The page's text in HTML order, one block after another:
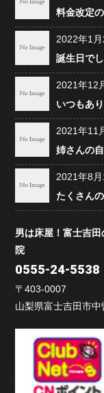
料金改定
2022年1月
誕生日で
2021年12
いつもあ
2021年11
姉さんの
2021年8月
たくさん
男は床屋！富士吉
院
0555-24-5538
〒403-0007
山梨県富士吉田市